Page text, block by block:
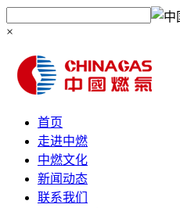
×
首页
走进中燃
中燃文化
新闻动态
联系我们